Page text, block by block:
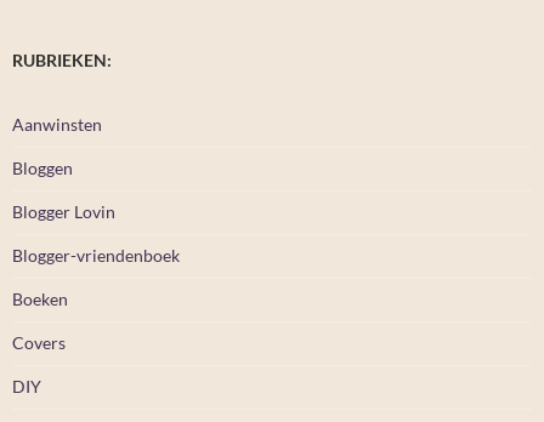
RUBRIEKEN:
Aanwinsten
Bloggen
Blogger Lovin
Blogger-vriendenboek
Boeken
Covers
DIY